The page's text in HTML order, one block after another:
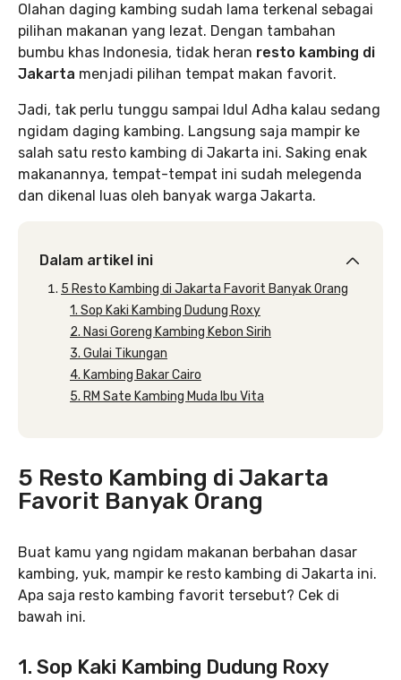
Olahan daging kambing sudah lama terkenal sebagai
pilihan makanan yang lezat. Dengan tambahan
bumbu khas Indonesia, tidak heran resto kambing di
Jakarta menjadi pilihan tempat makan favorit.
Jadi, tak perlu tunggu sampai Idul Adha kalau sedang
ngidam daging kambing. Langsung saja mampir ke
salah satu resto kambing di Jakarta ini. Saking enak
makanannya, tempat-tempat ini sudah melegenda
dan dikenal luas oleh banyak warga Jakarta.
Dalam artikel ini
5 Resto Kambing di Jakarta Favorit Banyak Orang
1. Sop Kaki Kambing Dudung Roxy
2. Nasi Goreng Kambing Kebon Sirih
3. Gulai Tikungan
4. Kambing Bakar Cairo
5. RM Sate Kambing Muda Ibu Vita
5 Resto Kambing di Jakarta
Favorit Banyak Orang
Buat kamu yang ngidam makanan berbahan dasar
kambing, yuk, mampir ke resto kambing di Jakarta ini.
Apa saja resto kambing favorit tersebut? Cek di
bawah ini.
1. Sop Kaki Kambing Dudung Roxy